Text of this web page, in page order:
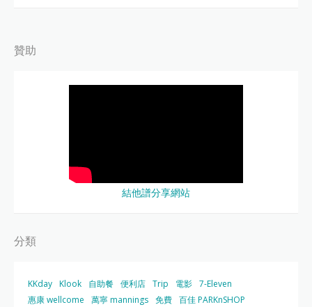
贊助
結他譜分享網站
分類
KKday Klook 自助餐 便利店 Trip 電影 7-Eleven
惠康 wellcome
萬寧 mannings 免費 百佳 PARKnSHOP